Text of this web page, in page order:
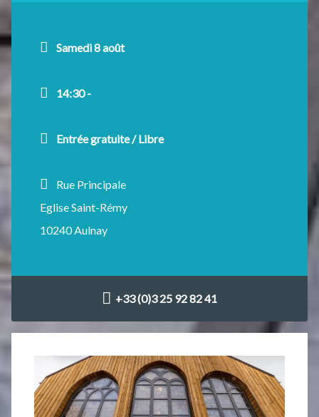
Samedi 8 août
14:30 -
Entrée gratuite / Libre
Rue Principale
Eglise Saint-Rémy
10240 Aulnay
+33 (0)3 25 92 82 41